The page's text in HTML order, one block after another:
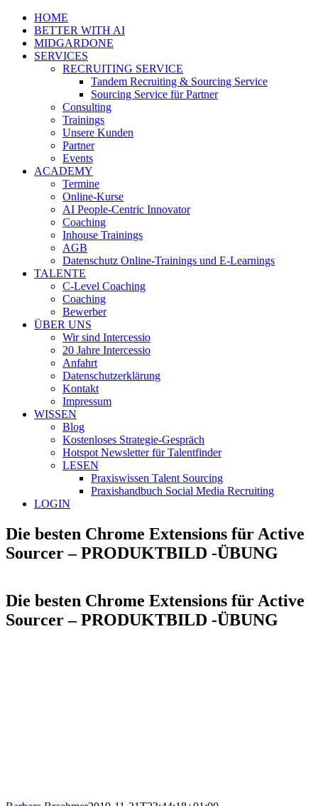
HOME
BETTER WITH AI
MIDGARDONE
SERVICES
RECRUITING SERVICE
Tandem Recruiting & Sourcing Service
Sourcing Service für Partner
Consulting
Trainings
Unsere Kunden
Partner
Events
ACADEMY
Termine
Online-Kurse
AI People-Centric Innovator
Coaching
Inhouse Trainings
AGB
Datenschutz Online-Trainings und E-Learnings
TALENTE
C-Level Coaching
Coaching
Bewerber
ÜBER UNS
Wir sind Intercessio
20 Jahre Intercessio
Anfahrt
Datenschutzerklärung
Kontakt
Impressum
WISSEN
Blog
Kostenloses Strategie-Gespräch
Hotspot Newsletter für Talentfinder
LESEN
Praxiswissen Talent Sourcing
Praxishandbuch Social Media Recruiting
LOGIN
Die besten Chrome Extensions für Active
Sourcer – PRODUKTBILD -ÜBUNG
Die besten Chrome Extensions für Active
Sourcer – PRODUKTBILD -ÜBUNG